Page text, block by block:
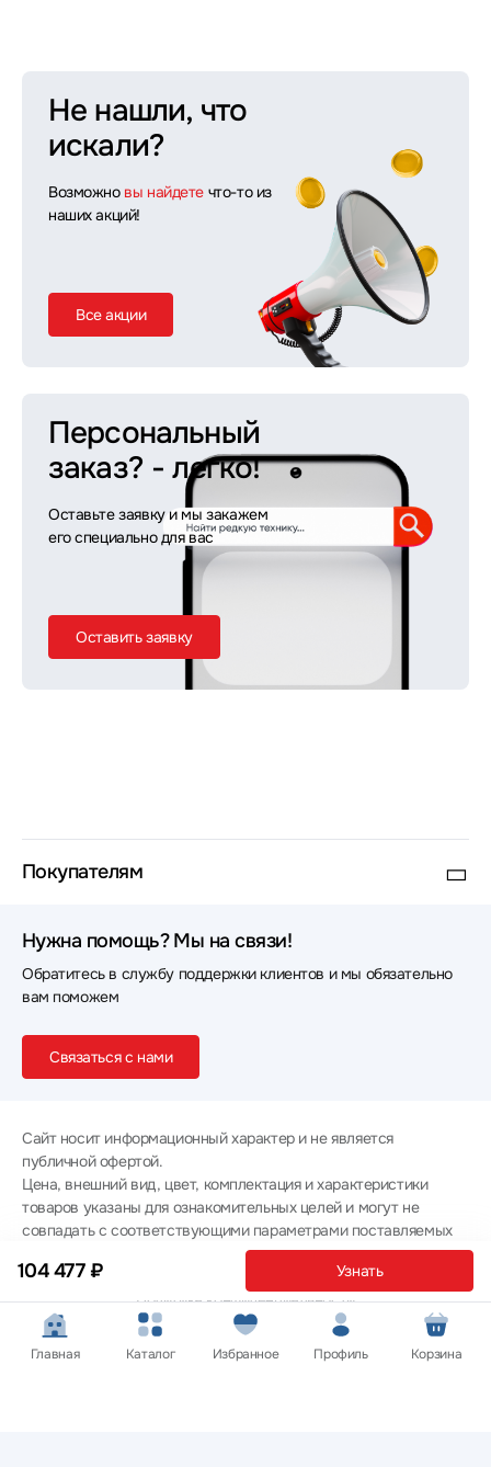
104 477 ₽ Узнать
Не нашли, что
искали?
Возможно вы найдете что-то из
наших акций!
Все акции
Персональный
заказ? - легко!
Оставьте заявку и мы закажем
его специально для вас
Оставить заявку
Покупателям
Нужна помощь? Мы на связи!
Обратитесь в службу поддержки клиентов и мы обязательно
вам поможем
Связаться с нами
Сайт носит информационный характер и не является
публичной офертой.
Цена, внешний вид, цвет, комплектация и характеристики
товаров указаны для ознакомительных целей и могут не
совпадать с соответствующими параметрами поставляемых
товаров - уточняйте информацию у менеджера при
оформлении заказа.
Политика конфиденциальности
© 2012 — 2026 ООО «Эпл Тэк»
Главная Каталог Избранное Профиль Корзина